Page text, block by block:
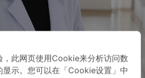
，此网页使用Cookie来分析访问数
显示。您可以在「Cookie设置」中